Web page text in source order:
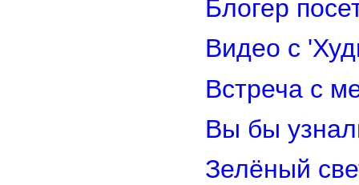
Блогер
Видео с
Встреча с
Вы бы
Зелёный